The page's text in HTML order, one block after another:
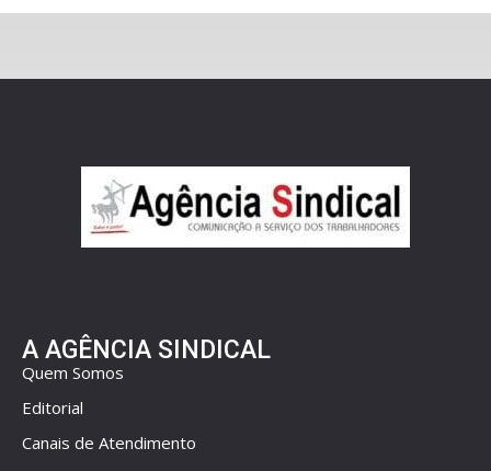
A AGÊNCIA SINDICAL
Quem Somos
Editorial
Canais de Atendimento